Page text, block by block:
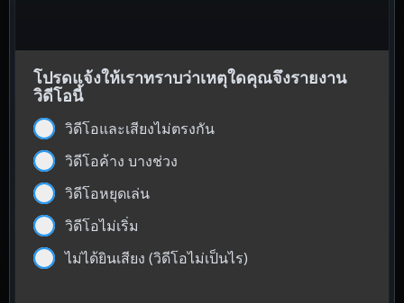
โปรดแจ้งให้เราทราบว่าเหตุใดคุณจึงรายงาน
วิดีโอนี้
วิดีโอและเสียงไม่ตรงกัน
วิดีโอค้าง บางช่วง
วิดีโอหยุดเล่น
วิดีโอไม่เริ่ม
ไม่ได้ยินเสียง (วิดีโอไม่เป็นไร)